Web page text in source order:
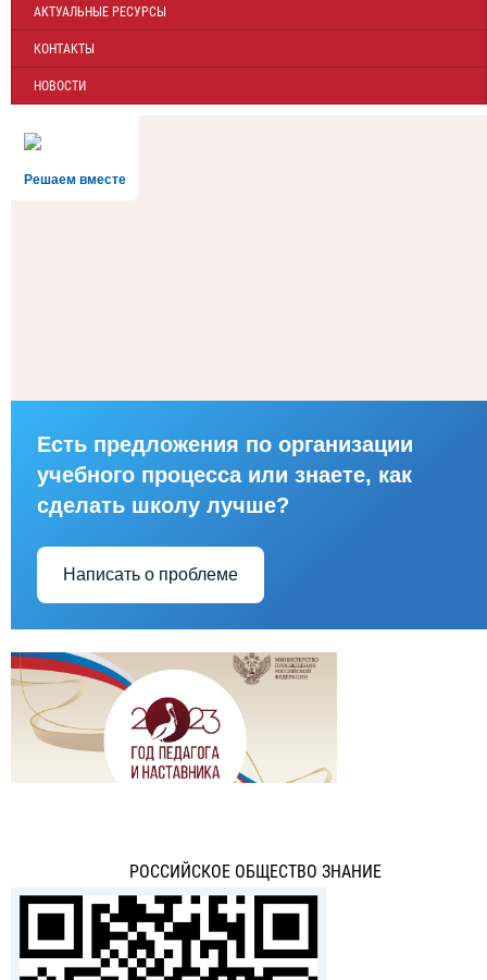
АКТУАЛЬНЫЕ РЕСУРСЫ
КОНТАКТЫ
НОВОСТИ
Решаем вместе
Есть предложения по организации
учебного процесса или знаете, как
сделать школу лучше?
Написать о проблеме
РОССИЙСКОЕ ОБЩЕСТВО ЗНАНИЕ